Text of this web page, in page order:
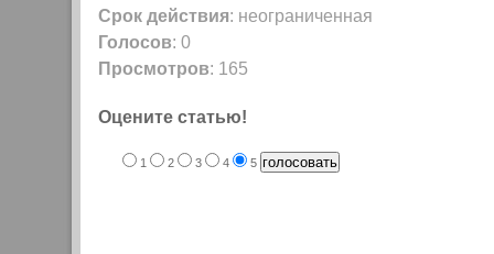
Срок действия: неограниченная
Голосов: 0
Просмотров: 165
Оцените статью!
1 2 3 4 5